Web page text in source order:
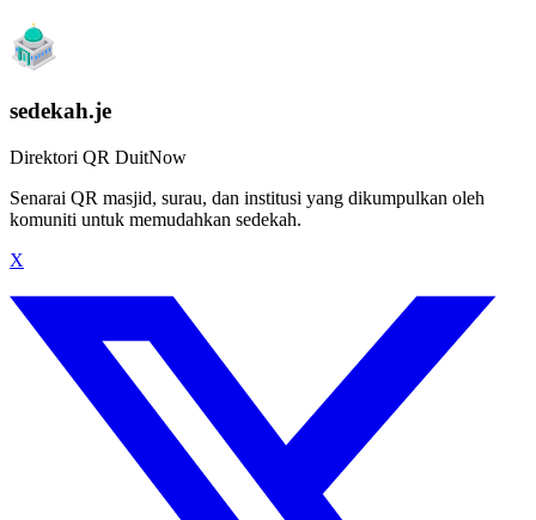
sedekah.je
Direktori QR DuitNow
Senarai QR masjid, surau, dan institusi yang dikumpulkan oleh
komuniti untuk memudahkan sedekah.
X